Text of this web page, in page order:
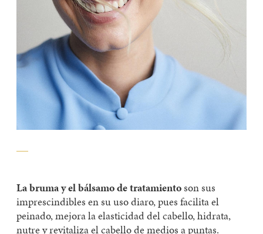
La bruma y el bálsamo de tratamientoson sus
imprescindibles en su uso diaro, pues facilita el
peinado, mejora la elasticidad del cabello, hidrata,
nutre y revitaliza el cabello de medios a puntas.